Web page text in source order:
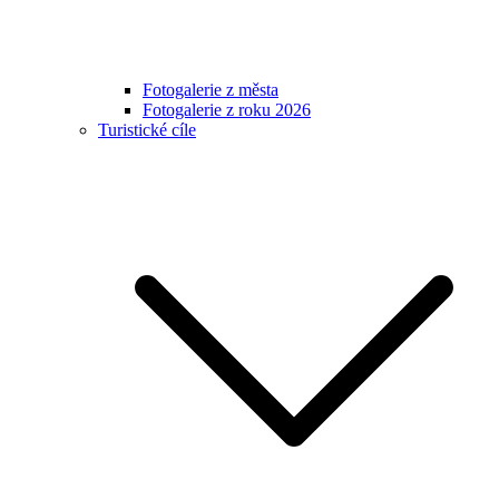
Fotogalerie z města
Fotogalerie z roku 2026
Turistické cíle